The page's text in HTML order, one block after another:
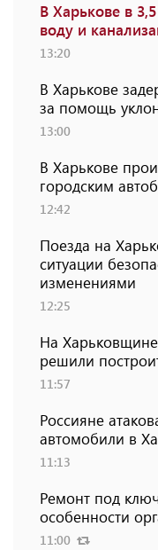
В Харькове в
воду и
13:20
В Харькове
за помощь
13:00
В Харькове
городским
12:42
Поезда на
ситуации
изменениями
12:25
На
решили
11:57
Россияне
автомобили в
11:13
Ремонт под
особенности
11:00